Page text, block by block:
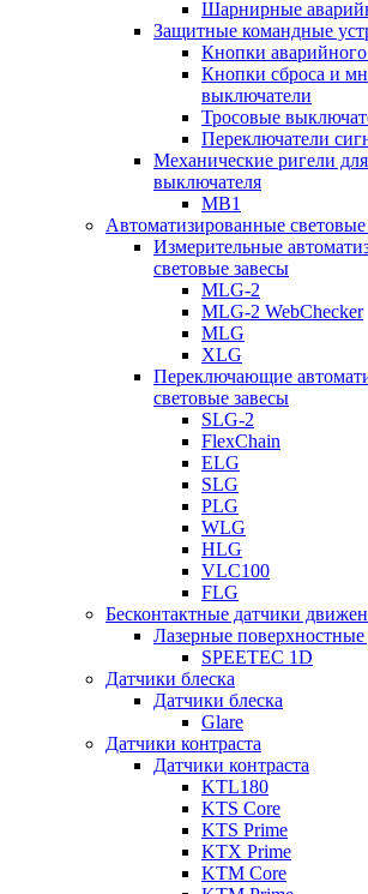
Шарнирные
Защитные командные
Кнопки аварийного
Кнопки сброса и
выключатели
Тросовые
Переключатели
Механические ригели
выключателя
MB1
Автоматизированные световые
Измерительные
световые завесы
MLG-2
MLG-2 WebChecker
MLG
XLG
Переключающие
световые завесы
SLG-2
FlexChain
ELG
SLG
PLG
WLG
HLG
VLC100
FLG
Бесконтактные датчики
Лазерные
SPEETEC 1D
Датчики блеска
Датчики блеска
Glare
Датчики контраста
Датчики контраста
KTL180
KTS Core
KTS Prime
KTX Prime
KTM Core